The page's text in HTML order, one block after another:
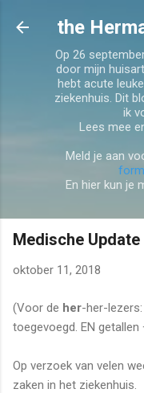
the
Op 26
door mijn
hebt acute
ziekenhuis. Dit
ik
Lees mee
Meld je aan
En hier kun je
Medische Update
oktober 11, 2018
(Voor de her-her-
toegevoegd. EN
Op verzoek van velen
zaken in het ziekenhuis.